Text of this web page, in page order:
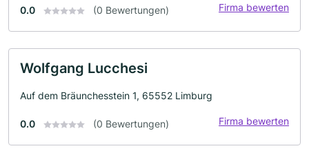
0.0 (0 Bewertungen) Firma bewerten
Wolfgang Lucchesi
Auf dem Bräunchesstein 1, 65552 Limburg
0.0 (0 Bewertungen) Firma bewerten